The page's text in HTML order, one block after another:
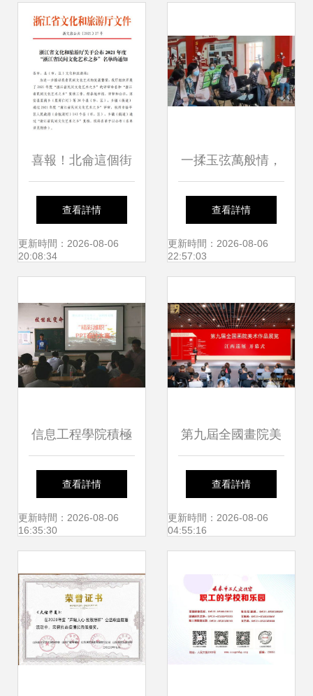
喜報！北侖這個街
道通過“浙江省民間
文化藝術之鄉”復
新篇章
查看詳情
更新時間：2026-08-06
20:08:34
一揉玉弦萬般情，
彈支紅曲給黨聽
——記一場承旨在
盛會
查看詳情
更新時間：2026-08-06
22:57:03
信息工程學院積極
承辦學院科技文化
藝術節活動
查看詳情
更新時間：2026-08-06
16:35:30
第九屆全國畫院美
術作品展覽江西巡
展在江西省美術館
查看詳情
更新時間：2026-08-06
04:55:16